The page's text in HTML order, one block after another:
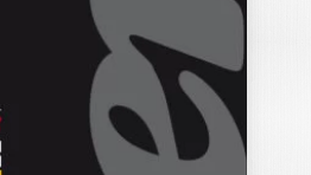
dernières années,
est devenu un
22,80 €